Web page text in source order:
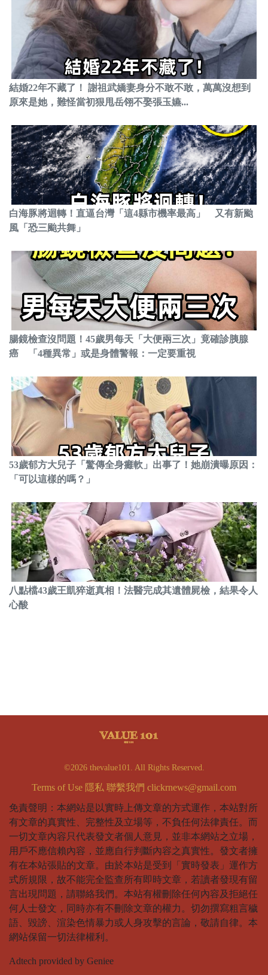
結婚22年不藏了！ 謝祖武嬌妻身分不敢不敢，萬萬沒想到
原來是她，難怪當初狠甩岳翎不娶張玉嬿...
白海豚將迴轉！直逼台灣「這4縣市機率最高」 又有新颱
風「恐三颱共舞」
腸鏡檢查沒問題！45歲男每天「大便兩三次」竟確診胰腺
癌 「4種異常」或是身體警報：一定要重視
53歲郁方大兒子「驚傳全身癱軟」出事了！她崩潰曝原因：
「可以這樣的嗎？」
八點檔43歲王凱猝逝真相！法醫完成其遺體屍檢，結果令人
心酸
©2026 thevalue101. All Rights Reserved.
Terms of Use 隱私 聯繫我們 clickrnews@gmail.com
免責聲明：本網站是以實時上傳文章的方式運作，本站對所
有文章的真實性、完整性及立場等，不負任何法律責任。而
一切文章內容只代表發文者個人意見，並非本網站之立場，
用戶不應信賴內容，並應自行判斷內容之真實性。發文者擁
有在本站張貼的文章。由於本站是受到「實時發表」運作方
式所規限，故不能完全監查所有即時文章，若讀者發現有留
言出現問題，請聯絡我們。本站有權刪除任何內容及拒絕任
何人士發文，同時亦有不刪除文章的權力。切勿撰寫粗言穢
語、毀謗、渲染色情暴力或人身攻擊的言論，敬請自律。本
網站保留一切法律權利。
Adtech provided by Geniee